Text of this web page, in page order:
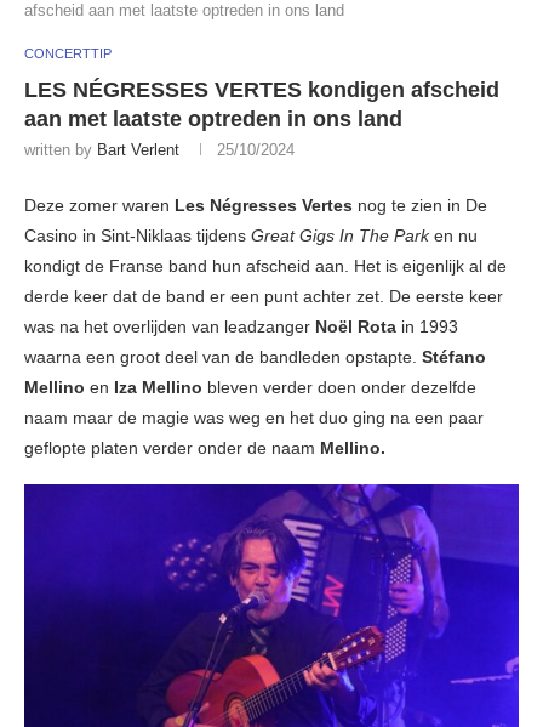
afscheid aan met laatste optreden in ons land
CONCERTTIP
LES NÉGRESSES VERTES kondigen afscheid
aan met laatste optreden in ons land
written by Bart Verlent 25/10/2024
Deze zomer waren Les Négresses Vertes nog te zien in De
Casino in Sint-Niklaas tijdens Great Gigs In The Parken nu
kondigt de Franse band hun afscheid aan. Het is eigenlijk al de
derde keer dat de band er een punt achter zet. De eerste keer
was na het overlijden van leadzanger Noël Rota in 1993
waarna een groot deel van de bandleden opstapte. Stéfano
Mellino en Iza Mellino bleven verder doen onder dezelfde
naam maar de magie was weg en het duo ging na een paar
geflopte platen verder onder de naam Mellino.